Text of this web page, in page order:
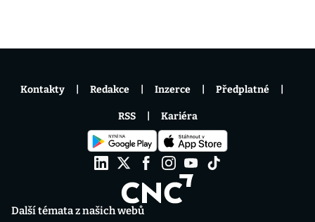
Další témata z našich webů
Kontakty Redakce Inzerce Předplatné
RSS Kariéra